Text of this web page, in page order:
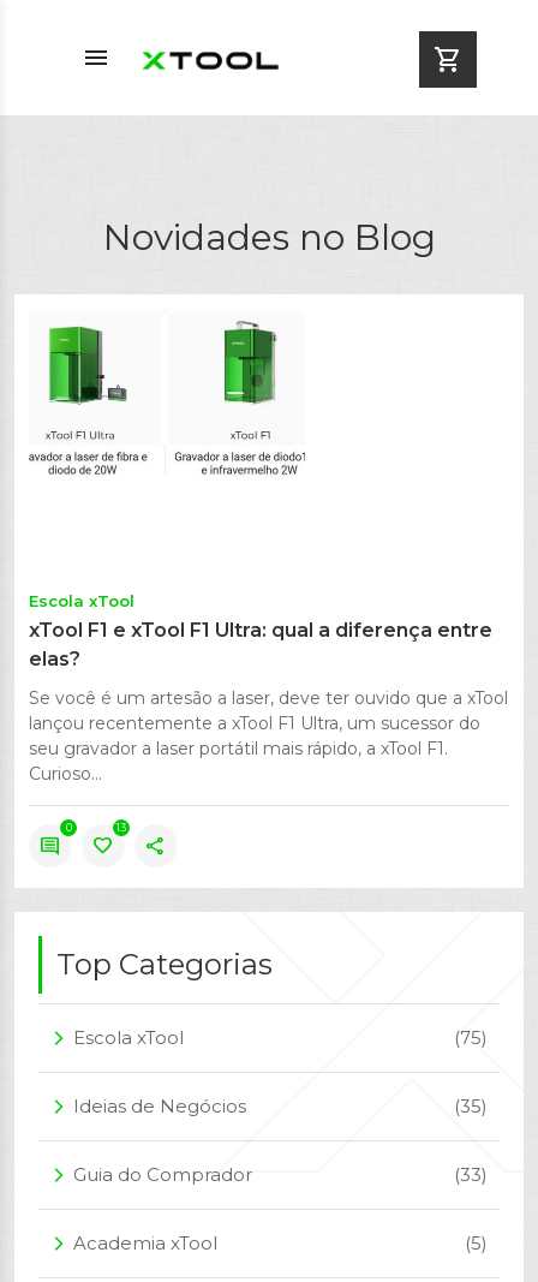
menu shopping_cart
Novidades no Blog
Escola xTool
xTool F1 e xTool F1 Ultra: qual a diferença entre
elas?
Se você é um artesão a laser, deve ter ouvido que a xTool
lançou recentemente a xTool F1 Ultra, um sucessor do
seu gravador a laser portátil mais rápido, a xTool F1.
Curioso...
comment
0
favorite
13
share
Top Categorias
arrow_forward_ios Escola xTool (75)
arrow_forward_ios Ideias de Negócios (35)
arrow_forward_ios Guia do Comprador (33)
arrow_forward_ios Academia xTool (5)